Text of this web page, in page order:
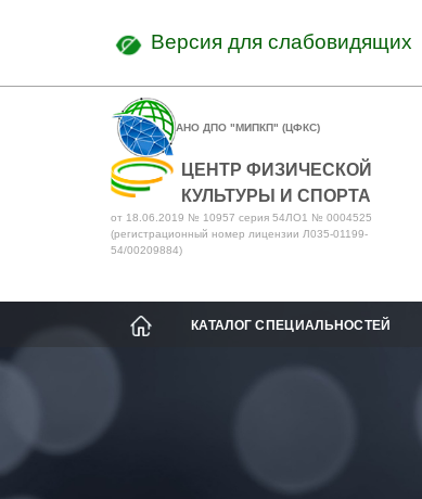
Версия для слабовидящих
АНО ДПО "МИПКП" (ЦФКС)
ЦЕНТР ФИЗИЧЕСКОЙ
КУЛЬТУРЫ И СПОРТА
от 18.06.2019 № 10957 серия 54ЛО1 № 0004525
(регистрационный номер лицензии Л035-01199-
54/00209884)
КАТАЛОГ СПЕЦИАЛЬНОСТЕЙ